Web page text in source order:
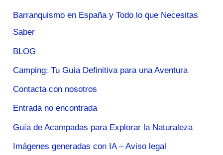
Barranquismo en España y Todo lo que Necesitas
Saber
BLOG
Camping: Tu Guía Definitiva para una Aventura
Contacta con nosotros
Entrada no encontrada
Guía de Acampadas para Explorar la Naturaleza
Imágenes generadas con IA – Aviso legal